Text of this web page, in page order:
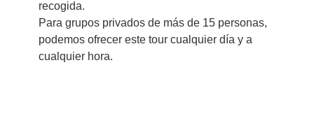
recogida.
Para grupos privados de más de 15 personas,
podemos ofrecer este tour cualquier día y a
cualquier hora.